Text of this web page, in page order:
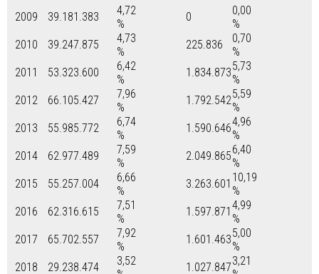
2009
39.181.383
4,72
%
0
0,00
%
2010
39.247.875
4,73
%
225.836
0,70
%
2011
53.323.600
6,42
%
1.834.8735,73
%
2012
66.105.427
7,96
%
1.792.5425,59
%
2013
55.985.772
6,74
%
1.590.6464,96
%
2014
62.977.489
7,59
%
2.049.8656,40
%
2015
55.257.004
6,66
%
3.263.601 10,19
%
2016
62.316.615
7,51
%
1.597.871 4,99
%
2017
65.702.557
7,92
%
1.601.4635,00
%
2018
29.238.474
3,52
1.027.8473,21